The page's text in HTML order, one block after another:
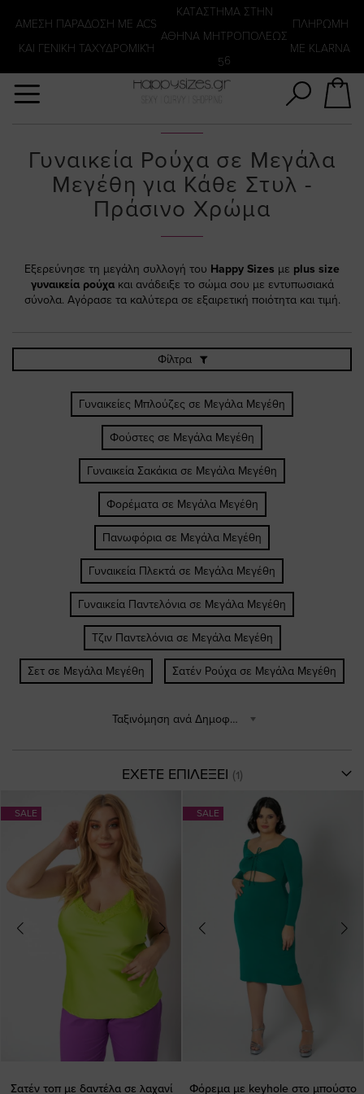
ΑΜΕΣΗ ΠΑΡΑΔΟΣΗ ΜΕ ACS
ΚΑΙ ΓΕΝΙΚΗ ΤΑΧΥΔΡΟΜΙΚΉ
KATΑΣΤΗΜΑ ΣΤΗΝ
ΑΘΗΝΑ ΜΗΤΡΟΠΟΛΕΩΣ
56
ΠΛΗΡΩΜΗ
ΜΕ KLARNA
Γυναικεία Ρούχα σε Μεγάλα
Μεγέθη για Κάθε Στυλ -
Πράσινο Χρώμα
Εξερεύνησε τη μεγάλη συλλογή του Happy Sizes με plus size
γυναικεία ρούχα και ανάδειξε το σώμα σου με εντυπωσιακά
σύνολα. Αγόρασε τα καλύτερα σε εξαιρετική ποιότητα και τιμή.
Φίλτρα
Γυναικείες Μπλούζες σε Μεγάλα Μεγέθη
Φούστες σε Μεγάλα Μεγέθη
Γυναικεία Σακάκια σε Μεγάλα Μεγέθη
Φορέματα σε Μεγάλα Μεγέθη
Πανωφόρια σε Μεγάλα Μεγέθη
Γυναικεία Πλεκτά σε Μεγάλα Μεγέθη
Γυναικεία Παντελόνια σε Μεγάλα Μεγέθη
Τζιν Παντελόνια σε Μεγάλα Μεγέθη
Σετ σε Μεγάλα Μεγέθη Σατέν Ρούχα σε Μεγάλα Μεγέθη
Ταξινόμηση ανά Δημοφιλέστερα
ΕΧΕΤΕ ΕΠΙΛΕΞΕΙ
SALE
Σατέν τοπ με δαντέλα σε λαχανί
SALE
Φόρεμα με keyhole στο μπούστο
Αναζήτηση